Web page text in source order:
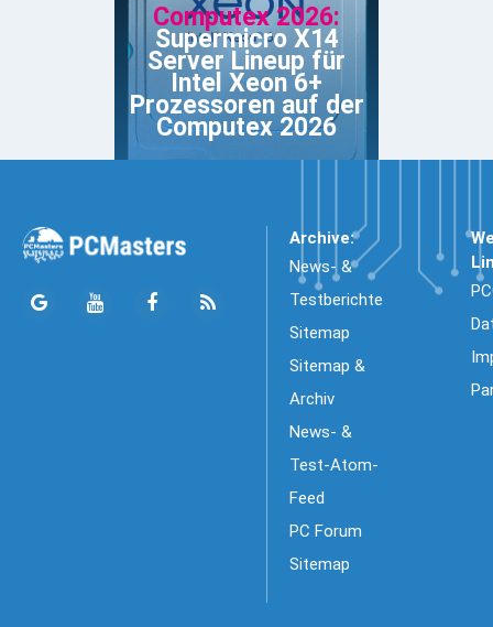
Computex 2026:
Supermicro X14
Server Lineup für
Intel Xeon 6+
Prozessoren auf der
Computex 2026
Archive:
News- &
Testberichte
Sitemap
Sitemap &
Archiv
News- &
Test-Atom-
Feed
PC Forum
Sitemap